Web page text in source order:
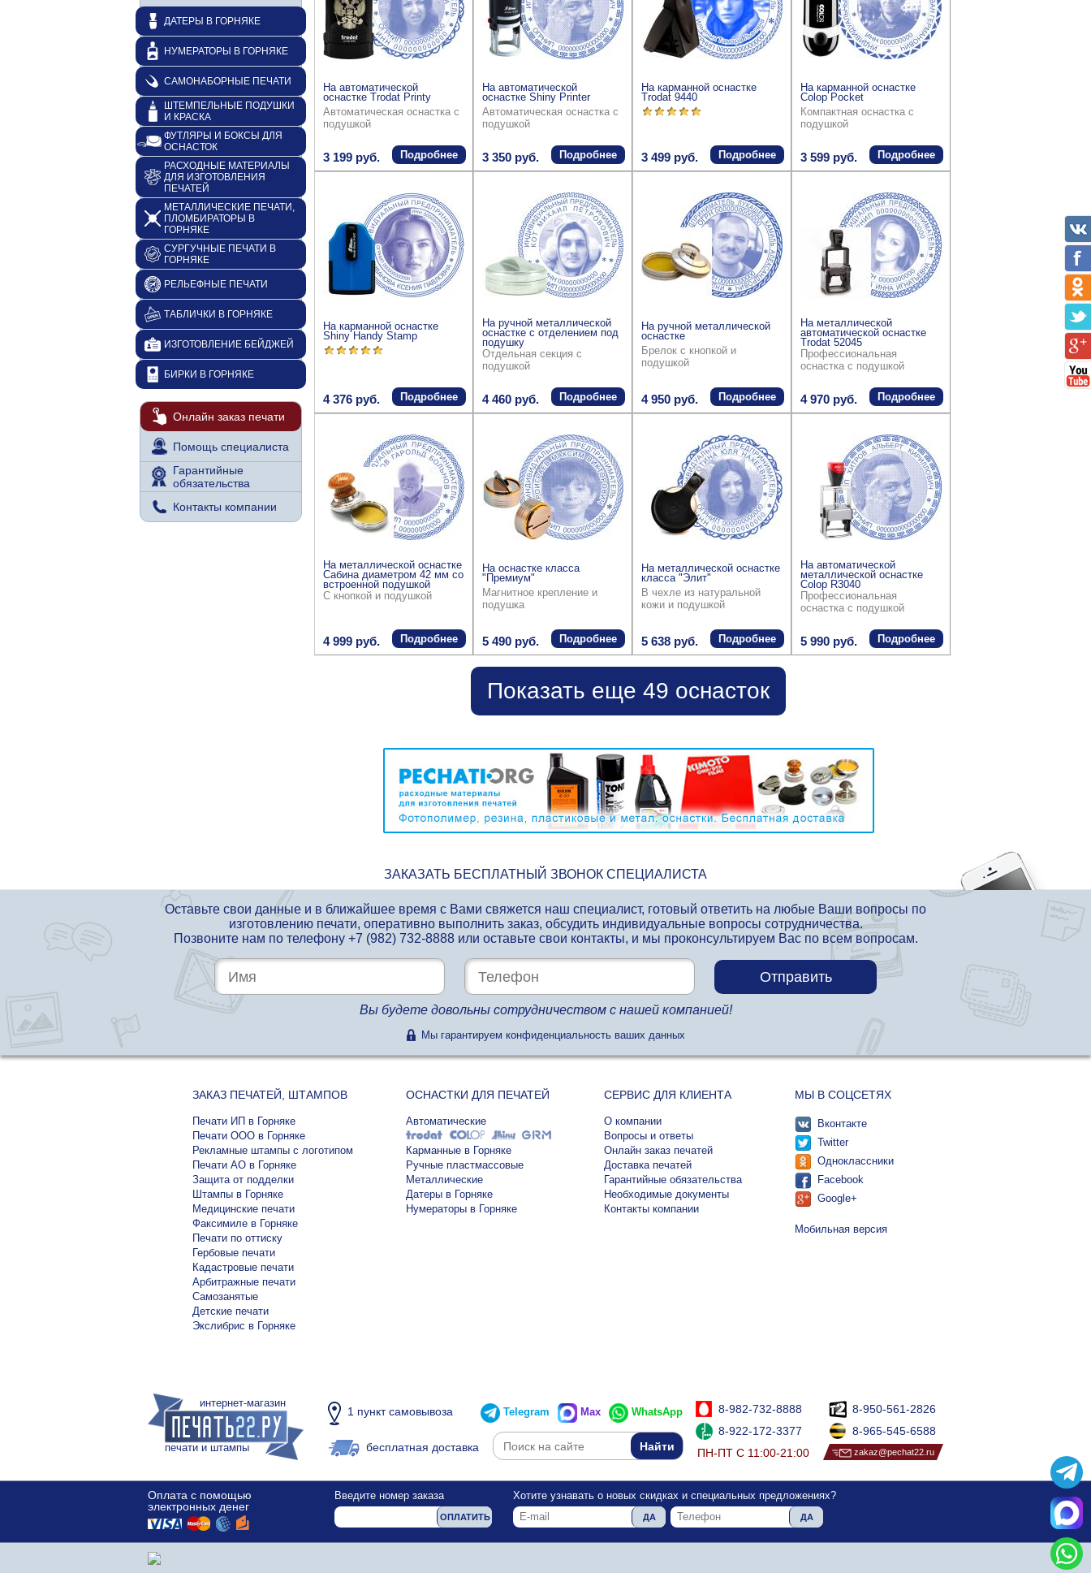
На автоматической
оснастке Trodat Printy
Автоматическая оснастка с
подушкой
3 199 руб. Подробнее
На автоматической
оснастке Shiny Printer
Автоматическая оснастка с
подушкой
3 350 руб. Подробнее
На карманной оснастке
Trodat 9440
3 499 руб. Подробнее
На карманной оснастке
Colop Pocket
Компактная оснастка с
подушкой
3 599 руб. Подробнее
На карманной оснастке
Shiny Handy Stamp
4 376 руб. Подробнее
На ручной металлической
оснастке с отделением под
подушку
Отдельная секция с
подушкой
4 460 руб. Подробнее
На ручной металлической
оснастке
Брелок с кнопкой и
подушкой
4 950 руб. Подробнее
На металлической
автоматической оснастке
Trodat 52045
Профессиональная
оснастка с подушкой
4 970 руб. Подробнее
На металлической оснастке
Сабина диаметром 42 мм со
встроенной подушкой
С кнопкой и подушкой
4 999 руб. Подробнее
На оснастке класса
"Премиум"
Магнитное крепление и
подушка
5 490 руб. Подробнее
На металлической оснастке
класса "Элит"
В чехле из натуральной
кожи и подушкой
5 638 руб. Подробнее
На автоматической
металлической оснастке
Colop R3040
Профессиональная
оснастка с подушкой
5 990 руб. Подробнее
Показать еще 49 оснасток
ДАТЕРЫ В ГОРНЯКЕ
НУМЕРАТОРЫ В ГОРНЯКЕ
САМОНАБОРНЫЕ ПЕЧАТИ
ШТЕМПЕЛЬНЫЕ ПОДУШКИ
И КРАСКА
ФУТЛЯРЫ И БОКСЫ ДЛЯ
ОСНАСТОК
РАСХОДНЫЕ МАТЕРИАЛЫ
ДЛЯ ИЗГОТОВЛЕНИЯ
ПЕЧАТЕЙ
МЕТАЛЛИЧЕСКИЕ ПЕЧАТИ,
ПЛОМБИРАТОРЫ В
ГОРНЯКЕ
СУРГУЧНЫЕ ПЕЧАТИ В
ГОРНЯКЕ
РЕЛЬЕФНЫЕ ПЕЧАТИ
ТАБЛИЧКИ В ГОРНЯКЕ
ИЗГОТОВЛЕНИЕ БЕЙДЖЕЙ
БИРКИ В ГОРНЯКЕ
Онлайн заказ печати
Помощь специалиста
Гарантийные
обязательства
Контакты компании
ЗАКАЗАТЬ БЕСПЛАТНЫЙ ЗВОНОК СПЕЦИАЛИСТА
Оставьте свои данные и в ближайшее время с Вами свяжется наш специалист, готовый ответить на любые Ваши вопросы по
изготовлению печати, оперативно выполнить заказ, обсудить индивидуальные вопросы сотрудничества.
Позвоните нам по телефону +7 (982) 732-8888или оставьте свои контакты, и мы проконсультируем Вас по всем вопросам.
Вы будете довольны сотрудничеством с нашей компанией!
Мы гарантируем конфиденциальность ваших данных
ЗАКАЗ ПЕЧАТЕЙ, ШТАМПОВ
Печати ИП в Горняке
Печати ООО в Горняке
Рекламные штампы с логотипом
Печати АО в Горняке
Защита от подделки
Штампы в Горняке
Медицинские печати
Факсимиле в Горняке
Печати по оттиску
Гербовые печати
Кадастровые печати
Арбитражные печати
Самозанятые
Детские печати
Экслибрис в Горняке
ОСНАСТКИ ДЛЯ ПЕЧАТЕЙ
Автоматические
Карманные в Горняке
Ручные пластмассовые
Металлические
Датеры в Горняке
Нумераторы в Горняке
СЕРВИС ДЛЯ КЛИЕНТА
О компании
Вопросы и ответы
Онлайн заказ печатей
Доставка печатей
Гарантийные обязательства
Необходимые документы
Контакты компании
МЫ В СОЦСЕТЯХ
Вконтакте
Twitter
Одноклассники
Facebook
Google+
Мобильная версия
интернет-магазин
печати и штампы
1 пункт самовывоза
бесплатная доставка
Telegram Max WhatsApp
8-982-732-8888
8-922-172-3377
ПН-ПТ С 11:00-21:00
8-950-561-2826
8-965-545-6588
zakaz@pechat22.ru
Оплата с помощью
электронных денег
Введите номер заказа Хотите узнавать о новых скидках и специальных предложениях?